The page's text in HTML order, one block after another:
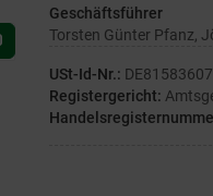
Für
Newsletter
anmelden
Geschäftsführer
Torsten Günter Pfanz,
USt-Id-Nr.:
Registergericht: